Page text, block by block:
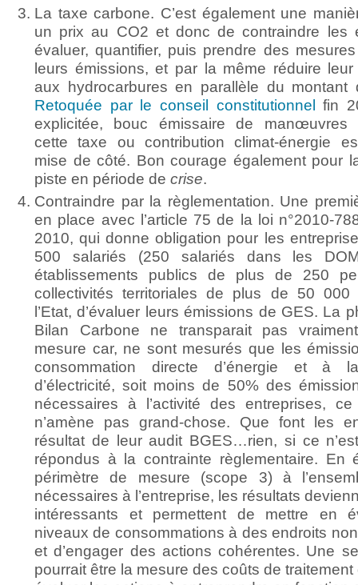
La taxe carbone. C’est également une
un prix au CO2 et donc de contraindre les
évaluer, quantifier, puis prendre des
leurs émissions, et par la même réduire
aux hydrocarbures en parallèle du montant
Retoquée par le conseil constitutionnel
fin
explicitée, bouc émissaire de manœuvres
cette taxe ou contribution climat-énergie
mise de côté. Bon courage également pour
piste en période de crise.
Contraindre par la règlementation. Une
en place avec l’article 75 de la loi n°2010-
2010, qui donne obligation pour les
500 salariés (250 salariés dans les
établissements publics de plus de 250
collectivités territoriales de plus de 50 000
l’Etat, d’évaluer leurs émissions de GES. La
Bilan Carbone ne transparait pas
mesure car, ne sont mesurés que les
consommation directe d’énergie et à
d’électricité, soit moins de 50% des
nécessaires à l’activité des entreprises,
n’amène pas grand-chose. Que font les
résultat de leur audit BGES…rien, si ce
répondus à la contrainte règlementaire. En
périmètre de mesure (scope 3) à
nécessaires à l’entreprise, les résultats
intéressants et permettent de mettre en
niveaux de consommations à des endroits
et d’engager des actions cohérentes. Une
pourrait être la mesure des coûts de